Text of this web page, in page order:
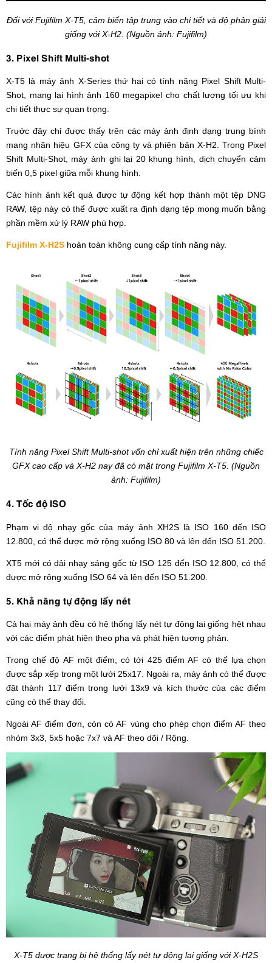
Đối với Fujifilm X-T5, cảm biến tập trung vào chi tiết và độ phân giải
giống với X-H2. (Nguồn ảnh: Fujifilm)
3. Pixel Shift Multi-shot
X-T5 là máy ảnh X-Series thứ hai có tính năng Pixel Shift Multi-
Shot, mang lại hình ảnh 160 megapixel cho chất lượng tối ưu khi
chi tiết thực sự quan trọng.
Trước đây chỉ được thấy trên các máy ảnh định dạng trung bình
mang nhãn hiệu GFX của công ty và phiên bản X-H2. Trong Pixel
Shift Multi-Shot, máy ảnh ghi lại 20 khung hình, dịch chuyển cảm
biến 0,5 pixel giữa mỗi khung hình.
Các hình ảnh kết quả được tự động kết hợp thành một tệp DNG
RAW, tệp này có thể được xuất ra định dạng tệp mong muốn bằng
phần mềm xử lý RAW phù hợp.
Fujifilm X-H2S hoàn toàn không cung cấp tính năng này.
Tính năng Pixel Shift Multi-shot vốn chỉ xuất hiện trên những chiếc
GFX cao cấp và X-H2 nay đã có mặt trong Fujifilm X-T5. (Nguồn
ảnh: Fujifilm)
4. Tốc độ ISO
Phạm vi độ nhạy gốc của máy ảnh XH2S là ISO 160 đến ISO
12.800, có thể được mở rộng xuống ISO 80 và lên đến ISO 51.200.
XT5 mới có dải nhạy sáng gốc từ ISO 125 đến ISO 12.800, có thể
được mở rộng xuống ISO 64 và lên đến ISO 51.200.
5. Khả năng tự động lấy nét
Cả hai máy ảnh đều có hệ thống lấy nét tự động lai giống hệt nhau
với các điểm phát hiện theo pha và phát hiện tương phản.
Trong chế độ AF một điểm, có tới 425 điểm AF có thể lựa chọn
được sắp xếp trong một lưới 25x17. Ngoài ra, máy ảnh có thể được
đặt thành 117 điểm trong lưới 13x9 và kích thước của các điểm
cũng có thể thay đổi.
Ngoài AF điểm đơn, còn có AF vùng cho phép chọn điểm AF theo
nhóm 3x3, 5x5 hoặc 7x7 và AF theo dõi / Rộng.
X-T5 được trang bị hệ thống lấy nét tự động lai giống với X-H2S